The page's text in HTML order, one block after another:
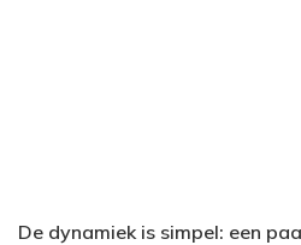
De dynamiek is simpel: een